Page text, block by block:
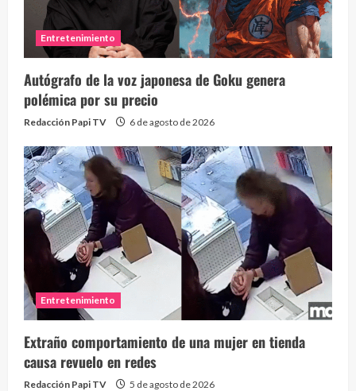
Entretenimiento
Autógrafo de la voz japonesa de Goku genera
polémica por su precio
Redacción Papi TV 6 de agosto de 2026
Entretenimiento
Extraño comportamiento de una mujer en tienda
causa revuelo en redes
Redacción Papi TV 5 de agosto de 2026